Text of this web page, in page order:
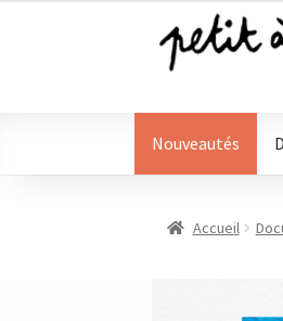
Aller
navigation
Aller
Nouveautés
Accueil